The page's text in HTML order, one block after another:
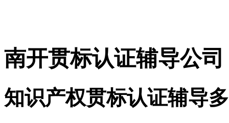
南开贯标认证辅导公司
知识产权贯标认证辅导